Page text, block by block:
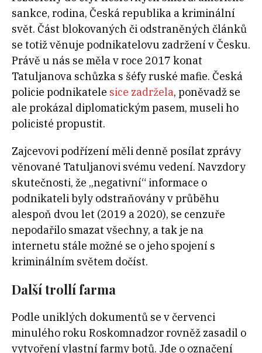
sankce, rodina, Česká republika a kriminální
svět. Část blokovaných či odstraněných článků
se totiž věnuje podnikatelovu zadržení v Česku.
Právě u nás se měla v roce 2017 konat
Tatuljanova schůzka s šéfy ruské mafie. Česká
policie podnikatele sice zadržela, poněvadž se
ale prokázal diplomatickým pasem, museli ho
policisté propustit.
Zajcevovi podřízení měli denně posílat zprávy
věnované Tatuljanovi svému vedení. Navzdory
skutečnosti, že „negativní“ informace o
podnikateli byly odstraňovány v průběhu
alespoň dvou let (2019 a 2020), se cenzuře
nepodařilo smazat všechny, a tak je na
internetu stále možné se o jeho spojení s
kriminálním světem dočíst.
Další trollí farma
Podle uniklých dokumentů se v červenci
minulého roku Roskomnadzor rovněž zasadil o
vytvoření vlastní farmy botů. Jde o označení